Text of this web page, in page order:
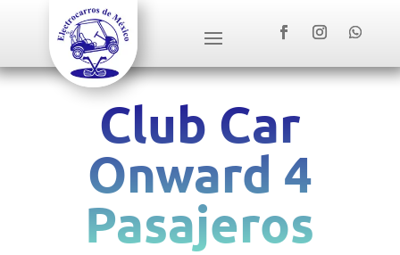
Club Car
Onward 4
Pasajeros